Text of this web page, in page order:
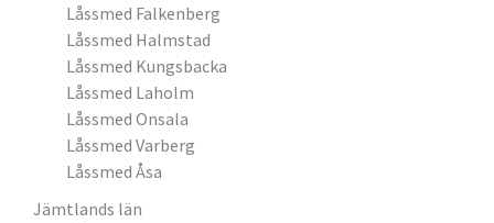
Låssmed Falkenberg
Låssmed Halmstad
Låssmed Kungsbacka
Låssmed Laholm
Låssmed Onsala
Låssmed Varberg
Låssmed Åsa
Jämtlands län